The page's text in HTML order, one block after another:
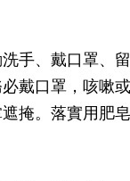
手、戴口罩、
戴口罩，咳嗽
掩。落實用肥